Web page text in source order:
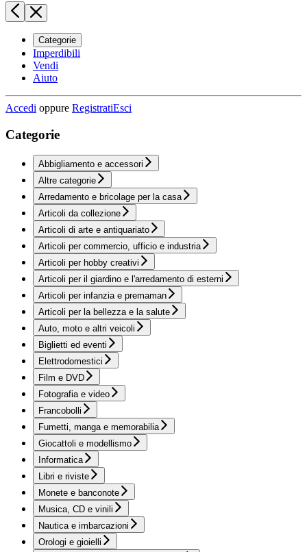
Categorie
Imperdibili
Vendi
Aiuto
Accedi oppure RegistratiEsci
Categorie
Abbigliamento e accessori
Altre categorie
Arredamento e bricolage per la casa
Articoli da collezione
Articoli di arte e antiquariato
Articoli per commercio, ufficio e industria
Articoli per hobby creativi
Articoli per il giardino e l'arredamento di esterni
Articoli per infanzia e premaman
Articoli per la bellezza e la salute
Auto, moto e altri veicoli
Biglietti ed eventi
Elettrodomestici
Film e DVD
Fotografia e video
Francobolli
Fumetti, manga e memorabilia
Giocattoli e modellismo
Informatica
Libri e riviste
Monete e banconote
Musica, CD e vinili
Nautica e imbarcazioni
Orologi e gioielli